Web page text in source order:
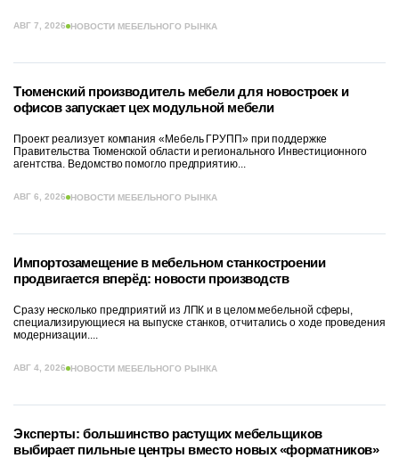
АВГ 7, 2026 НОВОСТИ МЕБЕЛЬНОГО РЫНКА
Тюменский производитель мебели для новостроек и
офисов запускает цех модульной мебели
Проект реализует компания «Мебель ГРУПП» при поддержке
Правительства Тюменской области и регионального Инвестиционного
агентства. Ведомство помогло предприятию...
АВГ 6, 2026 НОВОСТИ МЕБЕЛЬНОГО РЫНКА
Импортозамещение в мебельном станкостроении
продвигается вперёд: новости производств
Сразу несколько предприятий из ЛПК и в целом мебельной сферы,
специализирующиеся на выпуске станков, отчитались о ходе проведения
модернизации....
АВГ 4, 2026 НОВОСТИ МЕБЕЛЬНОГО РЫНКА
Эксперты: большинство растущих мебельщиков
выбирает пильные центры вместо новых «форматников»